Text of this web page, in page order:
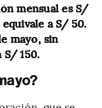
mensual es S/
a S/ 50.
mayo, sin
150.